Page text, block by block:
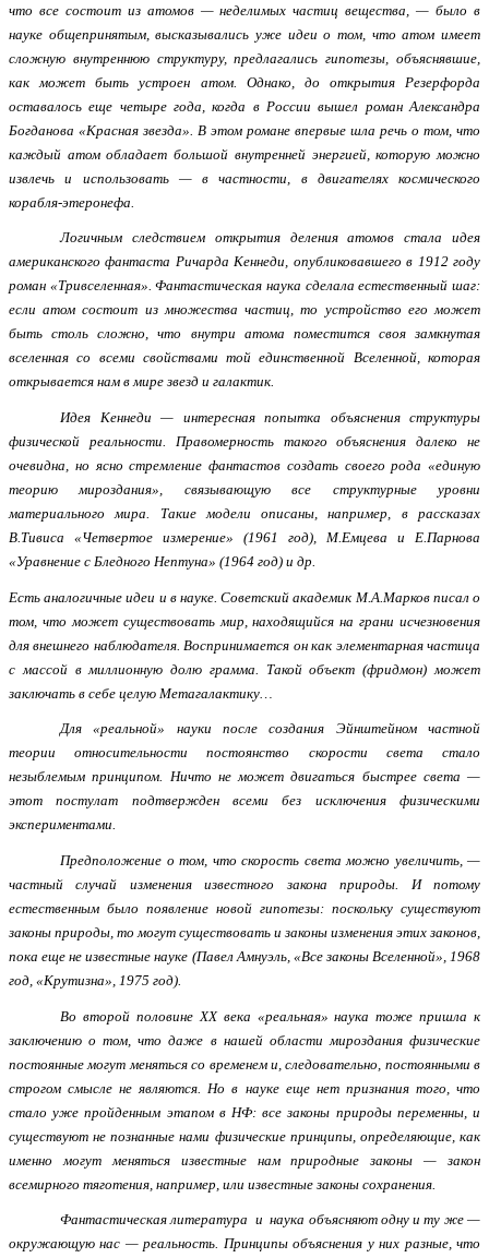
что все состоит из атомов — неделимых частиц вещества, — было в
науке общепринятым, высказывались уже идеи о том, что атом имеет
сложную внутреннюю структуру, предлагались гипотезы, объяснявшие,
как может быть устроен атом. Однако, до открытия Резерфорда
оставалось еще четыре года, когда в России вышел роман Александра
Богданова «Красная звезда». В этом романе впервые шла речь о том, что
каждый атом обладает большой внутренней энергией, которую можно
извлечь и использовать — в частности, в двигателях космического
корабля-этеронефа.
Логичным следствием открытия деления атомов стала идея
американского фантаста Ричарда Кеннеди, опубликовавшего в 1912 году
роман «Тривселенная». Фантастическая наука сделала естественный шаг:
если атом состоит из множества частиц, то устройство его может
быть столь сложно, что внутри атома поместится своя замкнутая
вселенная со всеми свойствами той единственной Вселенной, которая
открывается нам в мире звезд и галактик.
Идея Кеннеди — интересная попытка объяснения структуры
физической реальности. Правомерность такого объяснения далеко не
очевидна, но ясно стремление фантастов создать своего рода «единую
теорию мироздания», связывающую все структурные уровни
материального мира. Такие модели описаны, например, в рассказах
В.Тивиса «Четвертое измерение» (1961 год), М.Емцева и Е.Парнова
«Уравнение с Бледного Нептуна» (1964 год) и др.
Есть аналогичные идеи и в науке. Советский академик М.А.Марков писал о
том, что может существовать мир, находящийся на грани исчезновения
для внешнего наблюдателя. Воспринимается он как элементарная частица
с массой в миллионную долю грамма. Такой объект (фридмон) может
заключать в себе целую Метагалактику…
Для «реальной» науки после создания Эйнштейном частной
теории относительности постоянство скорости света стало
незыблемым принципом. Ничто не может двигаться быстрее света —
этот постулат подтвержден всеми без исключения физическими
экспериментами.
Предположение о том, что скорость света можно увеличить, —
частный случай изменения известного закона природы. И потому
естественным было появление новой гипотезы: поскольку существуют
законы природы, то могут существовать и законы изменения этих законов,
пока еще не известные науке (Павел Амнуэль, «Все законы Вселенной», 1968
год, «Крутизна», 1975 год).
Во второй половине ХХ века «реальная» наука тоже пришла к
заключению о том, что даже в нашей области мироздания физические
постоянные могут меняться со временем и, следовательно, постоянными в
строгом смысле не являются. Но в науке еще нет признания того, что
стало уже пройденным этапом в НФ: все законы природы переменны, и
существуют не познанные нами физические принципы, определяющие, как
именно могут меняться известные нам природные законы — закон
всемирного тяготения, например, или известные законы сохранения.
Фантастическая литература и наука объясняют одну и ту же —
окружающую нас — реальность. Принципы объяснения у них разные, что